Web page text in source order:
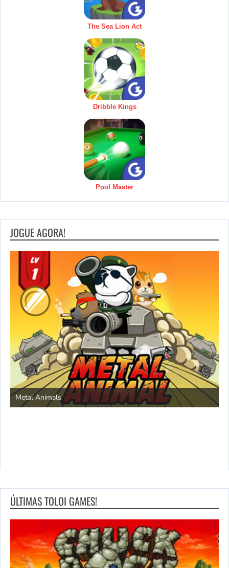
The Sea Lion Act
Dribble Kings
Pool Master
JOGUE AGORA!
Metal Animals
ÚLTIMAS TOLOI GAMES!